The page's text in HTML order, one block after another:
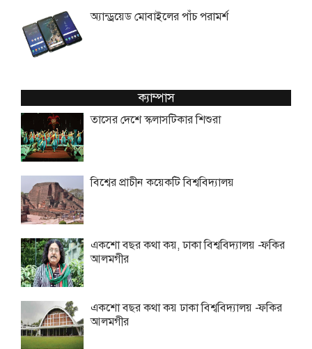
অ্যান্ড্রয়েড মোবাইলের পাঁচ পরামর্শ
ক্যাম্পাস
তাসের দেশে স্কলাসটিকার শিশুরা
বিশ্বের প্রাচীন কয়েকটি বিশ্ববিদ্যালয়
একশো বছর কথা কয়, ঢাকা বিশ্ববিদ্যালয় -ফকির
আলমগীর
একশো বছর কথা কয় ঢাকা বিশ্ববিদ্যালয় -ফকির
আলমগীর